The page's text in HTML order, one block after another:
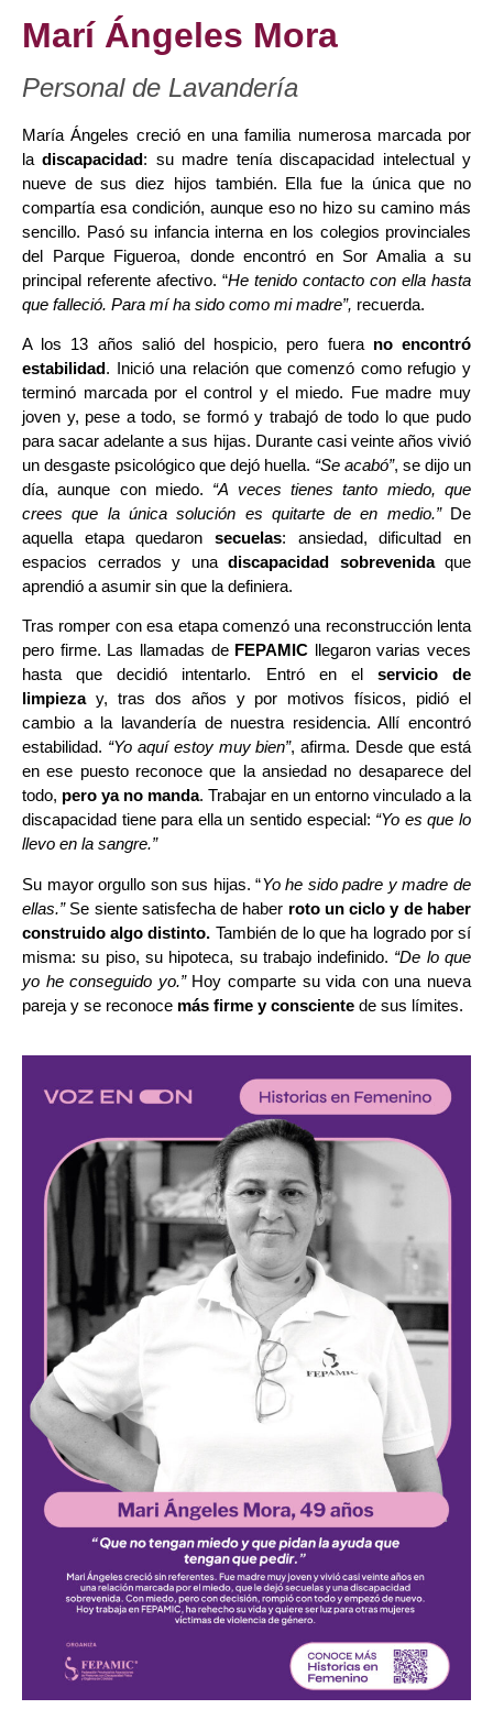
Marí Ángeles Mora
Personal de Lavandería
María Ángeles creció en una familia numerosa marcada por
ladiscapacidad: su madre tenía discapacidad intelectual y
nueve de sus diez hijos también. Ella fue la única que no
compartía esa condición, aunque eso no hizo su camino más
sencillo. Pasó su infancia interna en los colegios provinciales
del Parque Figueroa, donde encontró en Sor Amalia a su
principal referente afectivo. “He tenido contacto con ella hasta
que falleció. Para mí ha sido como mi madre”, recuerda.
A los 13 años salió del hospicio, pero fuera no encontró
estabilidad. Inició una relación que comenzó como refugio y
terminó marcada por el control y el miedo. Fue madre muy
joven y, pese a todo, se formó y trabajó de todo lo que pudo
para sacar adelante a sus hijas. Durante casi veinte años vivió
un desgaste psicológico que dejó huella. “Se acabó”, se dijo un
día, aunque con miedo. “A veces tienes tanto miedo, que
crees que la única solución es quitarte de en medio.”De
aquella etapa quedaron secuelas: ansiedad, dificultad en
espacios cerrados y una discapacidad sobrevenidaque
aprendió a asumir sin que la definiera.
Tras romper con esa etapa comenzó una reconstrucción lenta
pero firme. Las llamadas de FEPAMIC llegaron varias veces
hasta que decidió intentarlo. Entró en el servicio de
limpieza y, tras dos años y por motivos físicos, pidió el
cambio a la lavandería de nuestra residencia. Allí encontró
estabilidad. “Yo aquí estoy muy bien”, afirma. Desde que está
en ese puesto reconoce que la ansiedad no desaparece del
todo, pero ya no manda. Trabajar en un entorno vinculado a la
discapacidad tiene para ella un sentido especial: “Yo es que lo
llevo en la sangre.”
Su mayor orgullo son sus hijas. “Yo he sido padre y madre de
ellas.”Se siente satisfecha de haber roto un ciclo y de haber
construido algo distinto. También de lo que ha logrado por sí
misma: su piso, su hipoteca, su trabajo indefinido. “De lo que
yo he conseguido yo.”Hoy comparte su vida con una nueva
pareja y se reconoce más firme y consciente de sus límites.